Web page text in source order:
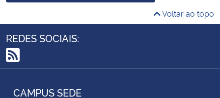
Voltar ao topo
REDES SOCIAIS:
RSS
CAMPUS SEDE